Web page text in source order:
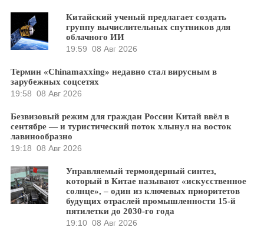
Китайский ученый предлагает создать
группу вычислительных спутников для
облачного ИИ
19:59 08 Авг 2026
Термин «Chinamaxxing» недавно стал вирусным в
зарубежных соцсетях
19:58 08 Авг 2026
Безвизовый режим для граждан России Китай ввёл в
сентябре — и туристический поток хлынул на восток
лавинообразно
19:18 08 Авг 2026
Управляемый термоядерный синтез,
который в Китае называют «искусственное
солнце», – один из ключевых приоритетов
будущих отраслей промышленности 15-й
пятилетки до 2030-го года
19:10 08 Авг 2026